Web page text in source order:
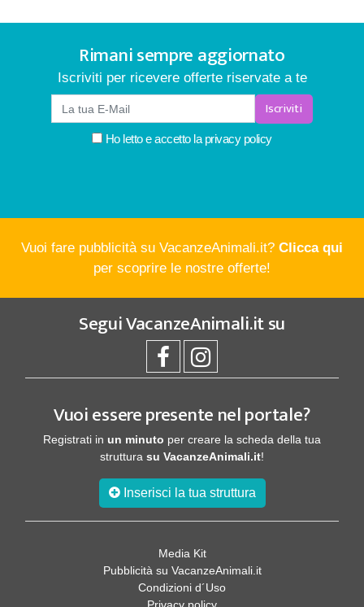
Rimani sempre aggiornato
Iscriviti per ricevere offerte riservate a te
Iscriviti
Ho letto e accetto la privacy policy
Vuoi fare pubblicità su VacanzeAnimali.it? Clicca qui
per scoprire le nostre offerte!
SeguiVacanzeAnimali.itsu
Vuoi essere presente nel portale?
Registrati in un minuto per creare la scheda della tua
struttura su VacanzeAnimali.it!
Inserisci la tua struttura
Media Kit
Pubblicità su VacanzeAnimali.it
Condizioni d´Uso
Privacy policy